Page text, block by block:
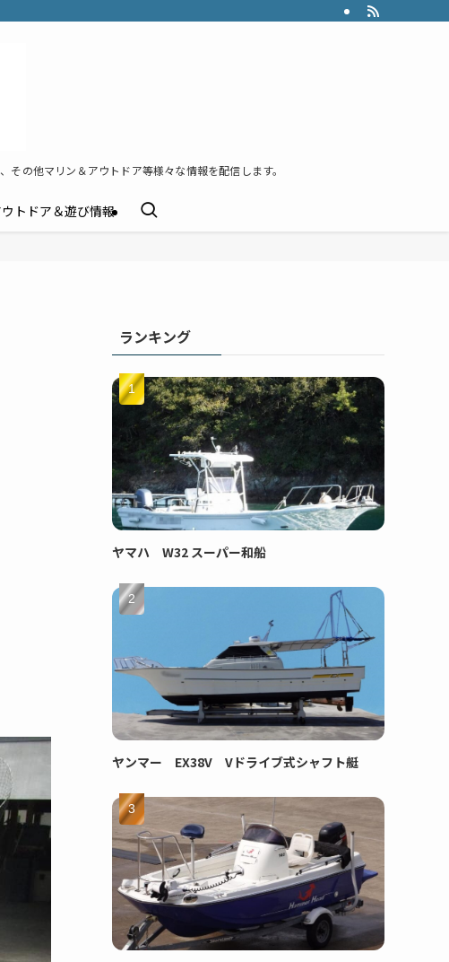
の他マリン＆アウトドア等様々な情報を配信します。
トドア＆遊び情報
ランキング
ヤマハ W32 スーパー和船
ヤンマー EX38V Vドライブ式シャフト艇